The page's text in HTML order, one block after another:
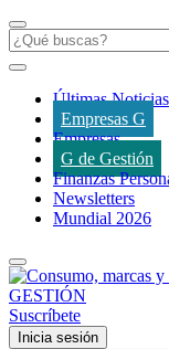
Últimas Noticias
Empresas G
Empresas
G de Gestión
Finanzas
Newsletters
Mundial 2026
Suscríbete
Inicia sesión